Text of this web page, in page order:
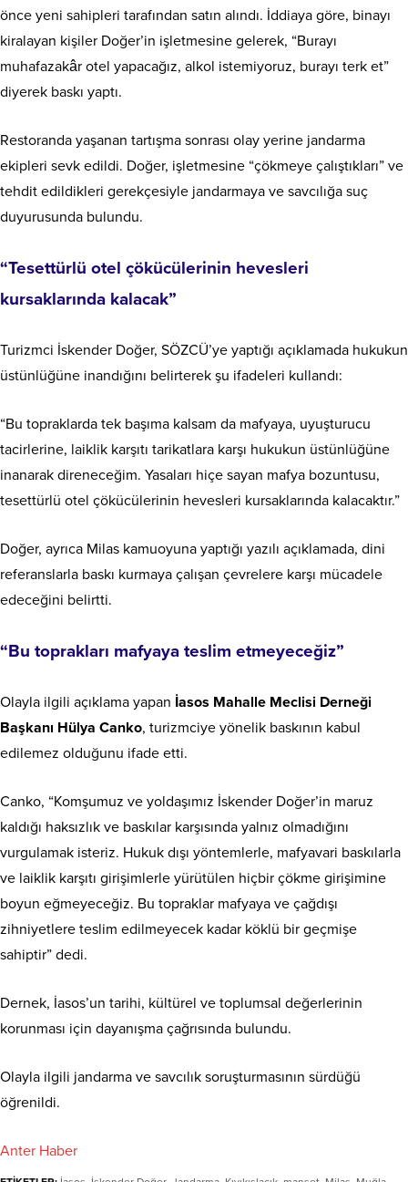
önce yeni sahipleri tarafından satın alındı. İddiaya göre, binayı
kiralayan kişiler Doğer’in işletmesine gelerek, “Burayı
muhafazakâr otel yapacağız, alkol istemiyoruz, burayı terk et”
diyerek baskı yaptı.
Restoranda yaşanan tartışma sonrası olay yerine jandarma
ekipleri sevk edildi. Doğer, işletmesine “çökmeye çalıştıkları” ve
tehdit edildikleri gerekçesiyle jandarmaya ve savcılığa suç
duyurusunda bulundu.
“Tesettürlü otel çökücülerinin hevesleri
kursaklarında kalacak”
Turizmci İskender Doğer, SÖZCÜ’ye yaptığı açıklamada hukukun
üstünlüğüne inandığını belirterek şu ifadeleri kullandı:
“Bu topraklarda tek başıma kalsam da mafyaya, uyuşturucu
tacirlerine, laiklik karşıtı tarikatlara karşı hukukun üstünlüğüne
inanarak direneceğim. Yasaları hiçe sayan mafya bozuntusu,
tesettürlü otel çökücülerinin hevesleri kursaklarında kalacaktır.”
Doğer, ayrıca Milas kamuoyuna yaptığı yazılı açıklamada, dini
referanslarla baskı kurmaya çalışan çevrelere karşı mücadele
edeceğini belirtti.
“Bu toprakları mafyaya teslim etmeyeceğiz”
Olayla ilgili açıklama yapan İasos Mahalle Meclisi Derneği
Başkanı Hülya Canko, turizmciye yönelik baskının kabul
edilemez olduğunu ifade etti.
Canko, “Komşumuz ve yoldaşımız İskender Doğer’in maruz
kaldığı haksızlık ve baskılar karşısında yalnız olmadığını
vurgulamak isteriz. Hukuk dışı yöntemlerle, mafyavari baskılarla
ve laiklik karşıtı girişimlerle yürütülen hiçbir çökme girişimine
boyun eğmeyeceğiz. Bu topraklar mafyaya ve çağdışı
zihniyetlere teslim edilmeyecek kadar köklü bir geçmişe
sahiptir” dedi.
Dernek, İasos’un tarihi, kültürel ve toplumsal değerlerinin
korunması için dayanışma çağrısında bulundu.
Olayla ilgili jandarma ve savcılık soruşturmasının sürdüğü
öğrenildi.
Anter Haber